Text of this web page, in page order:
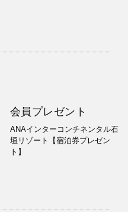
会員プレゼント
ANAインターコンチネンタル石
垣リゾート【宿泊券プレゼン
ト】